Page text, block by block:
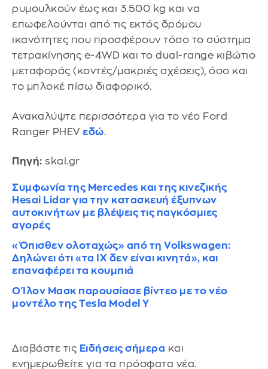
ρυμουλκούν έως και 3.500 kg και να
επωφελούνται από τις εκτός δρόμου
ικανότητες που προσφέρουν τόσο το σύστημα
τετρακίνησης e-4WD και το dual-range κιβώτιο
μεταφοράς (κοντές/μακριές σχέσεις), όσο και
το μπλοκέ πίσω διαφορικό.
Ανακαλύψτε περισσότερα για το νέο Ford
Ranger PHEV εδώ.
Πηγή: skai.gr
Συμφωνία της Mercedes και της κινεζικής
Hesai Lidar για την κατασκευή έξυπνων
αυτοκινήτων με βλέψεις τις παγκόσμιες
αγορές
«Όπισθεν ολοταχώς» από τη Volkswagen:
Δηλώνει ότι «τα ΙΧ δεν είναι κινητά», και
επαναφέρει τα κουμπιά
Ο Ίλον Μασκ παρουσίασε βίντεο με το νέο
μοντέλο της Tesla Model Y
Διαβάστε τις Ειδήσεις σήμερα και
ενημερωθείτε για τα πρόσφατα νέα.